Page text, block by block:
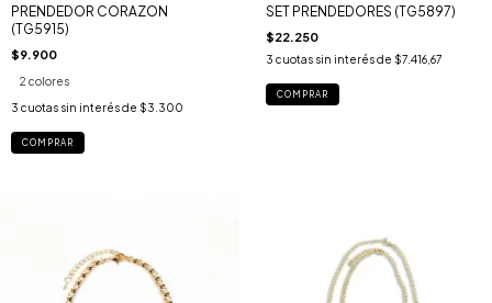
PRENDEDOR CORAZON
(TG5915)
$9.900
2 colores
3 cuotas sin interés de $3.300
COMPRAR
SET PRENDEDORES (TG5897)
$22.250
3 cuotas sin interés de $7.416,67
COMPRAR